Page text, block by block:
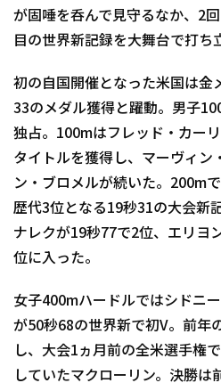
が固唾を呑んで見守るなか、2
目の世界新記録を大舞台で打ち
初の自国開催となった米国は金
33のメダル獲得と躍動。男子
独占。100mはフレッド・カー
タイトルを獲得し、マーヴィン
ン・ブロメルが続いた。200m
歴代3位となる19秒31の大会新
ナレクが19秒77で2位、エリヨ
位に入った。
女子400mハードルではシドニ
が50秒68の世界新で初V。前年
し、大会1ヵ月前の全米選手権
していたマクローリン。決勝は